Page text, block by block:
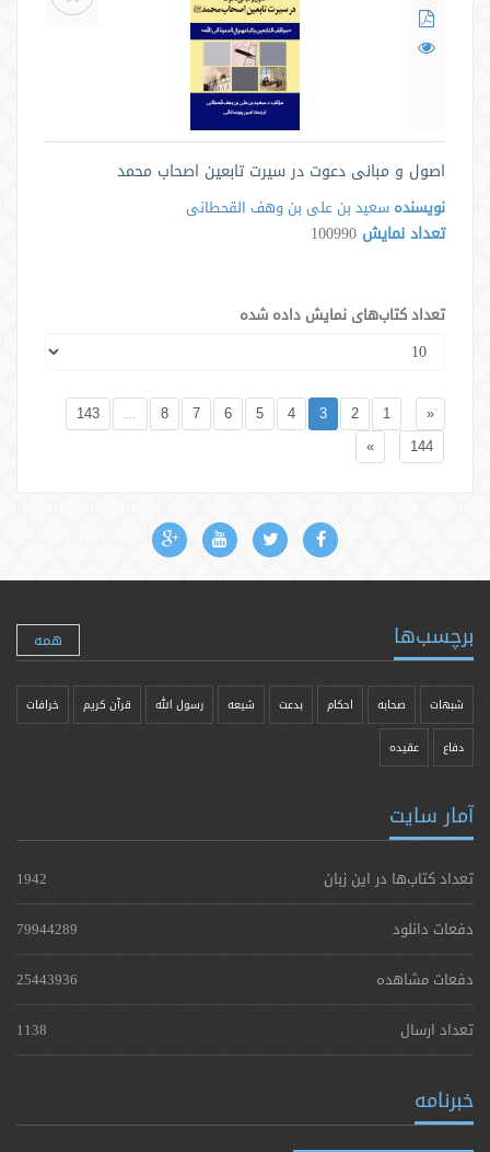
اصول و مبانی دعوت در سیرت تابعین اصحاب محمد
نویسنده سعید بن علی بن وهف القحطانی
تعداد نمایش 100990
تعداد کتاب‌های نمایش داده شده
«
1
2
3
4
5
6
7
8
...
143
144
»
برچسب‌ها همه
شبهات صحابه احکام بدعت شیعه رسول الله قرآن کریم خرافات
دفاع عقیده
آمار سایت
تعداد کتاب‌ها در این زبان
1942
دفعات دانلود
79944289
دفعات مشاهده
25443936
تعداد ارسال
1138
خبرنامه